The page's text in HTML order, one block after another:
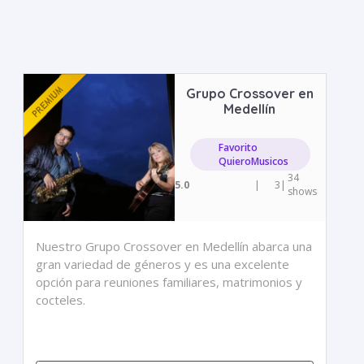
Grupo Crossover en
Medellín
Favorito
QuieroMusicos
5.0
| 3 | 34
shows
Nuestro Grupo Crossover en Medellín abarca una
gran variedad de géneros y es una excelente
opción para reuniones familiares, matrimonios y
cocteles.